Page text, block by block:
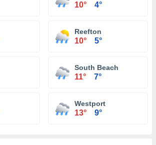
10° 4°
Reefton
10° 5°
South Beach
11° 7°
Westport
13° 9°